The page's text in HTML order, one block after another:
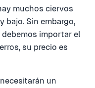
muchos ciervos
bajo. Sin embargo,
importar el
su precio es
un